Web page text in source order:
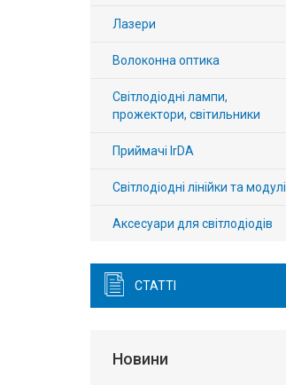
Послуги
Новини
Вакансії
авторизація
Виробники
Контакти
Доставка
Лазери
Волоконна оптика
Світлодіодні лампи,
прожектори, світильники
Приймачі IrDA
Світлодіодні лінійки та модулі
Аксесуари для світлодіодів
СТАТТІ
Новини